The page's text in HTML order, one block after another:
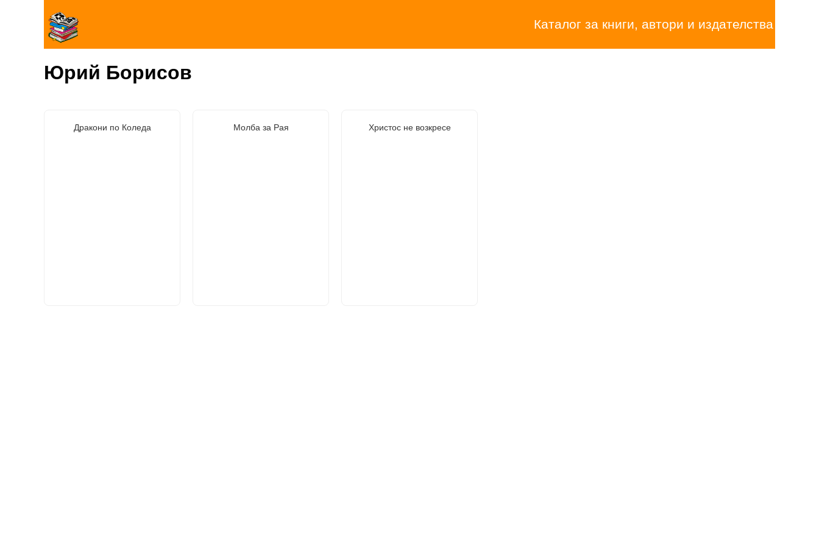
Каталог за книги, автори и издателства
Юрий Борисов
Дракони по Коледа Молба за Рая Христос не возкресе